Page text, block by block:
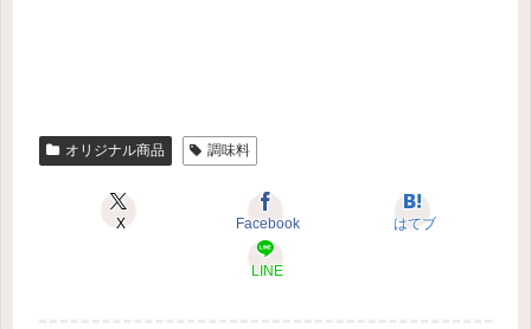
オリジナル商品 調味料
X Facebook はてブ
LINE